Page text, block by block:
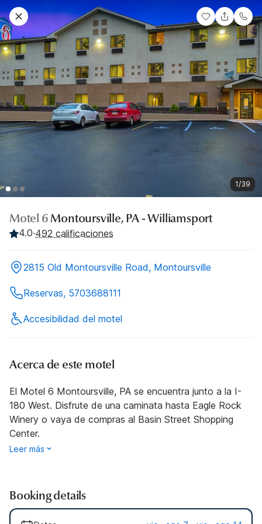
1/39
Motel 6 Montoursville, PA - Williamsport
4.0·492 calificaciones
2815 Old Montoursville Road, Montoursville
Reservas, 5703688111
Accesibilidad del motel
Acerca de este motel
El Motel 6 Montoursville, PA se encuentra junto a la I-
180 West. Disfrute de una caminata hasta Eagle Rock
Winery o vaya de compras al Basin Street Shopping
Center.
Leer más
Booking details